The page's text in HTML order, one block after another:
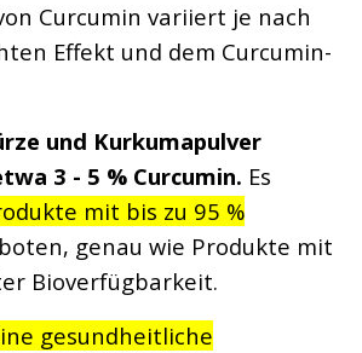
Curcumin variiert je nach
Effekt und dem Curcumin-
und Kurkumapulver
3 - 5 % Curcumin. Es
mit bis zu 95 %
genau wie Produkte mit
Bioverfügbarkeit.
gesundheitliche